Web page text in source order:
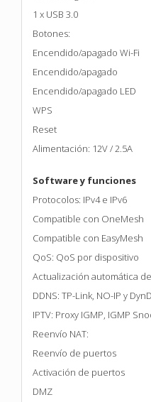
1 x USB 3.0
Botones:
Encendido/apagado Wi-Fi
Encendido/apagado
Encendido/apagado LED
WPS
Reset
Alimentación: 12V / 2.5A
Software y funciones
Protocolos: IPv4 e IPv6
Compatible con OneMesh
Compatible con EasyMesh
QoS: QoS por dispositivo
Actualización automática
DDNS: TP-Link, NO-IP y
IPTV: Proxy IGMP, IGMP
Reenvío NAT:
Reenvío de puertos
Activación de puertos
DMZ